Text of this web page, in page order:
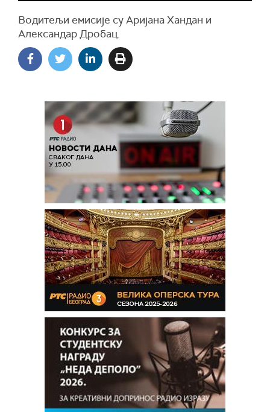
Водитељи емисије су Аријана Хандан и
Александар Дробац.